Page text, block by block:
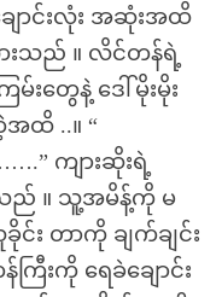
ောင်းလုံး အဆုံးအထိ
ားသည် ။ လိင်တန်ရဲ့
းတွေနဲ့ ဒေါ်မိုးမိုး
အထိ ..။ “
ကျားဆိုးရဲ့
ည် ။ သူ့အမိန့်ကို မ
း တာကို ချက်ချင်း
ကို ရေခဲချောင်း